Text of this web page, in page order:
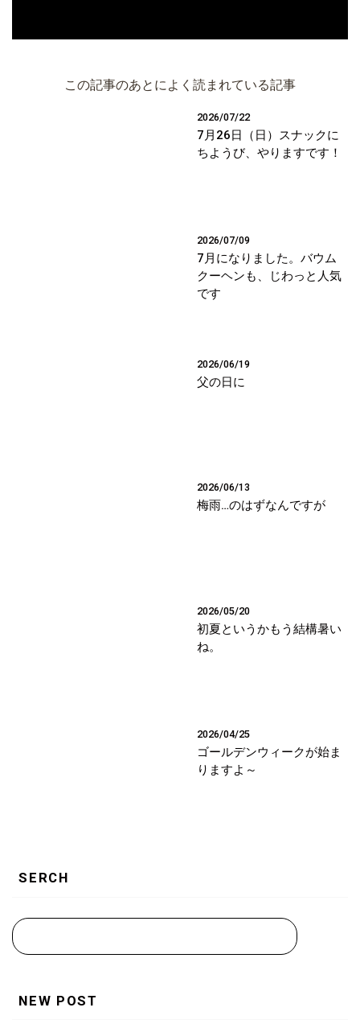
この記事のあとによく読まれている記事
2026/07/22
7月26日（日）スナックに
ちようび、やりますです！
2026/07/09
7月になりました。バウム
クーヘンも、じわっと人気
です
2026/06/19
父の日に
2026/06/13
梅雨…のはずなんですが
2026/05/20
初夏というかもう結構暑い
ね。
2026/04/25
ゴールデンウィークが始ま
りますよ～
SERCH
NEW POST